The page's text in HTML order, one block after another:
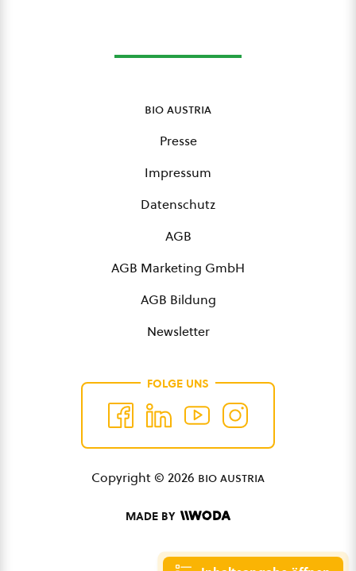
bio austria
Presse
Impressum
Datenschutz
AGB
AGB Marketing GmbH
AGB Bildung
Newsletter
FOLGE UNS
Copyright © 2026 bio austria
MADE BY